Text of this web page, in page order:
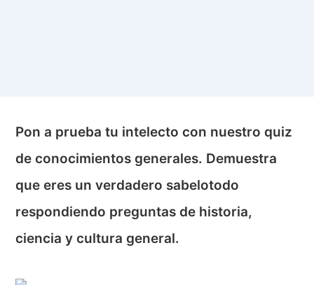
Pon a prueba tu intelecto con nuestro quiz
de conocimientos generales. Demuestra
que eres un verdadero sabelotodo
respondiendo preguntas de historia,
ciencia y cultura general.